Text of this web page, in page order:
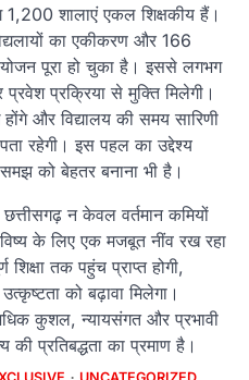
शालाएं एकल शिक्षकीय हैं।
का एकीकरण और 166
पूरा हो चुका है। इससे लगभग
प्रवेश प्रक्रिया से मुक्ति मिलेगी।
और विद्यालय की समय सारिणी
रहेगी। इस पहल का उद्देश्य
समझ को बेहतर बनाना भी है।
छत्तीसगढ़ न केवल वर्तमान कमियों
के लिए एक मजबूत नींव रख रहा
तक पहुंच प्राप्त होगी,
को बढ़ावा मिलेगा।
कुशल, न्यायसंगत और प्रभावी
की प्रतिबद्धता का प्रमाण है।